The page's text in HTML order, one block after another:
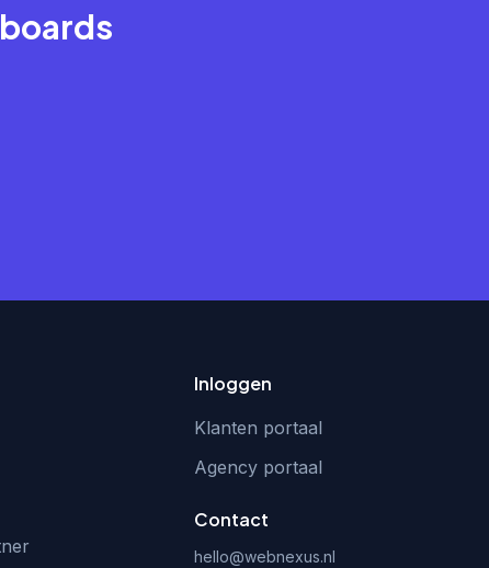
Inloggen
Klanten portaal
Agency portaal
Contact
hello@webnexus.nl